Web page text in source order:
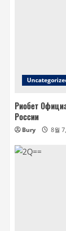
Риобет
России
Bury 8월